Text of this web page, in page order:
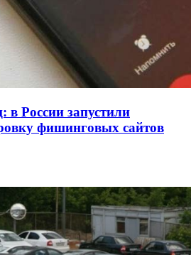
России запустили
фишинговых сайтов